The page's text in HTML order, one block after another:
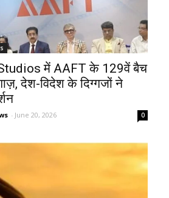
में AAFT के 129वें बैच
देश-विदेश के दिग्गजों ने
- June 20, 2026 0